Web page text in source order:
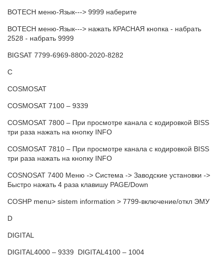
BOTECH меню-Язык---> 9999 наберите
BOTECH меню-Язык---> нажать КРАСНАЯ кнопка - набрать
2528 - набрать 9999
BIGSAT 7799-6969-8800-2020-8282
C
COSMOSAT
COSMOSAT 7100 – 9339
COSMOSAT 7800 – При просмотре канала с кодировкой BISS
три раза нажать на кнопку INFO
COSMOSAT 7810 – При просмотре канала с кодировкой BISS
три раза нажать на кнопку INFO
COSNOSAT 7400 Меню -> Система -> Заводские установки ->
Быстро нажать 4 раза клавишу PAGE/Down
COSHP menu> sistem information > 7799-включение/откл ЭМУ
D
DIGITAL
DIGITAL4000 – 9339 DIGITAL4100 – 1004